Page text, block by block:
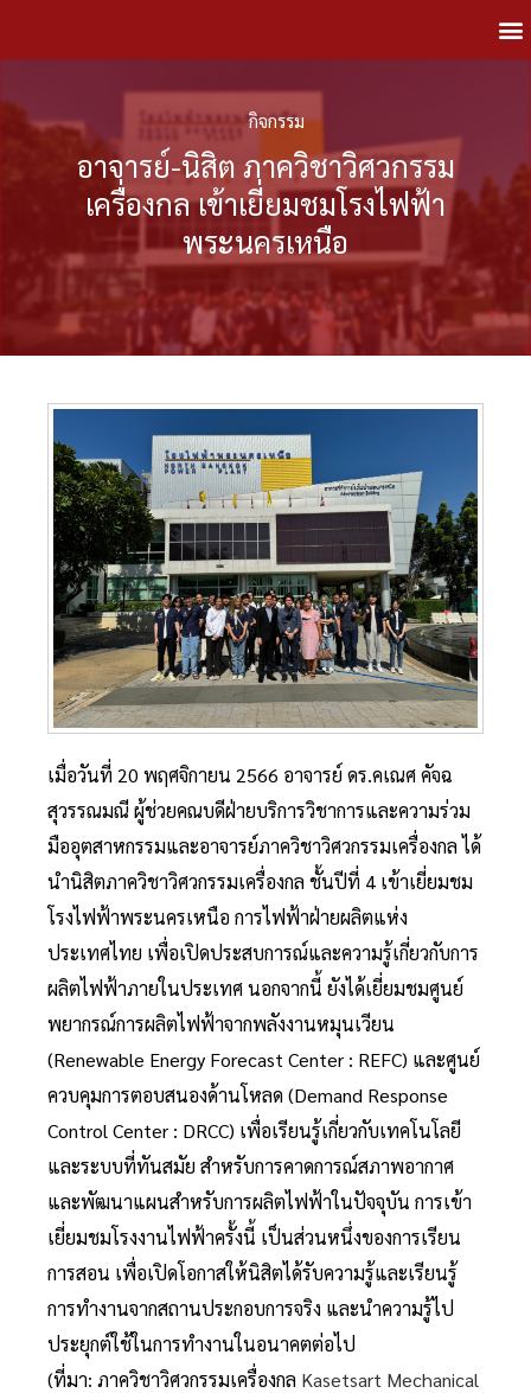
กิจกรรม
อาจารย์-นิสิต ภาควิชาวิศวกรรม
เครื่องกล เข้าเยี่ยมชมโรงไฟฟ้า
พระนครเหนือ
เมื่อวันที่ 20 พฤศจิกายน 2566 อาจารย์ ดร.คเณศ คัจฉ
สุวรรณมณี ผู้ช่วยคณบดีฝ่ายบริการวิชาการและความร่วม
มืออุตสาหกรรมและอาจารย์ภาควิชาวิศวกรรมเครื่องกล ได้
นำนิสิตภาควิชาวิศวกรรมเครื่องกล ชั้นปีที่ 4 เข้าเยี่ยมชม
โรงไฟฟ้าพระนครเหนือ การไฟฟ้าฝ่ายผลิตแห่ง
ประเทศไทย เพื่อเปิดประสบการณ์และความรู้เกี่ยวกับการ
ผลิตไฟฟ้าภายในประเทศ นอกจากนี้ ยังได้เยี่ยมชมศูนย์
พยากรณ์การผลิตไฟฟ้าจากพลังงานหมุนเวียน
(Renewable Energy Forecast Center : REFC) และศูนย์
ควบคุมการตอบสนองด้านโหลด (Demand Response
Control Center : DRCC) เพื่อเรียนรู้เกี่ยวกับเทคโนโลยี
และระบบที่ทันสมัย สำหรับการคาดการณ์สภาพอากาศ
และพัฒนาแผนสำหรับการผลิตไฟฟ้าในปัจจุบัน การเข้า
เยี่ยมชมโรงงานไฟฟ้าครั้งนี้ เป็นส่วนหนึ่งของการเรียน
การสอน เพื่อเปิดโอกาสให้นิสิตได้รับความรู้และเรียนรู้
การทำงานจากสถานประกอบการจริง และนำความรู้ไป
ประยุกต์ใช้ในการทำงานในอนาคตต่อไป
(ที่มา: ภาควิชาวิศวกรรมเครื่องกล Kasetsart Mechanical